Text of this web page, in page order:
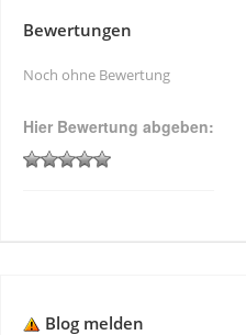
Bewertungen
Noch ohne Bewertung
Hier Bewertung abgeben:
Blog melden